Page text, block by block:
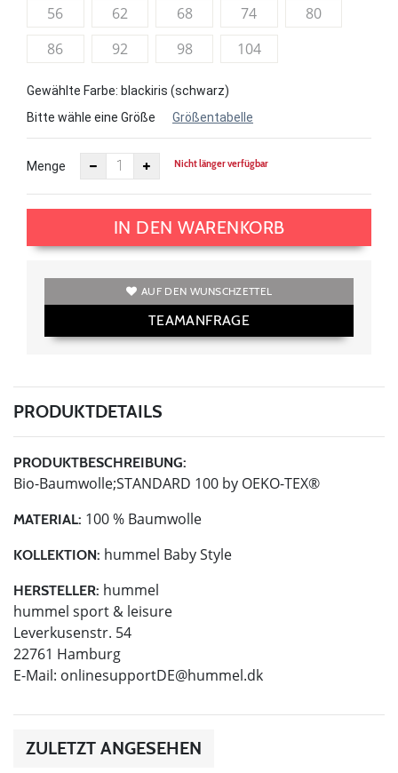
56 62 68 74
80
86
92 98 104
Gewählte Farbe: blackiris (schwarz)
Bitte wähle eine Größe
Größentabelle
Menge Nicht länger verfügbar
IN DEN WARENKORB
AUF DEN WUNSCHZETTEL
TEAMANFRAGE
PRODUKTDETAILS
PRODUKTBESCHREIBUNG:
Bio-Baumwolle;STANDARD 100 by OEKO-TEX®
MATERIAL: 100 % Baumwolle
KOLLEKTION: hummel Baby Style
HERSTELLER: hummel
hummel sport & leisure
Leverkusenstr. 54
22761 Hamburg
E-Mail: onlinesupportDE@hummel.dk
ZULETZT ANGESEHEN